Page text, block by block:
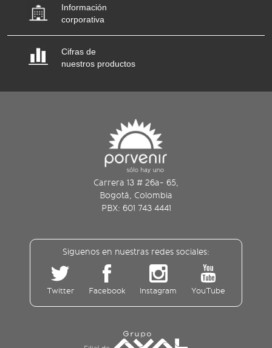
Información
corporativa
Cifras de
nuestros productos
Carrera 13 # 26a- 65,
Bogotá, Colombia
PBX: 601 743 4441
Siguenos en nuestras redes sociales:
Twitter Facebook Instagram YouTube